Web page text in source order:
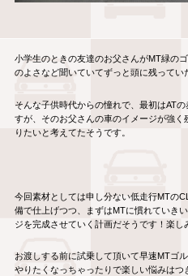
小学生のときの友達のお父さんがMT緑の
のよさなど聞いていてずっと頭に残ってい
そんな子供時代からの憧れで、最初はAT
すが、そのお父さんの車のイメージが強
りたいと考えてたそうです。
今回素材としては申し分ない低走行MTの
備で仕上げつつ、まずはMTに慣れていき
ジを完成させていく計画だそうです！楽し
お渡しする前に試乗して頂いて早速MTゴ
やりたくなっちゃったりで楽しい悩みはつ